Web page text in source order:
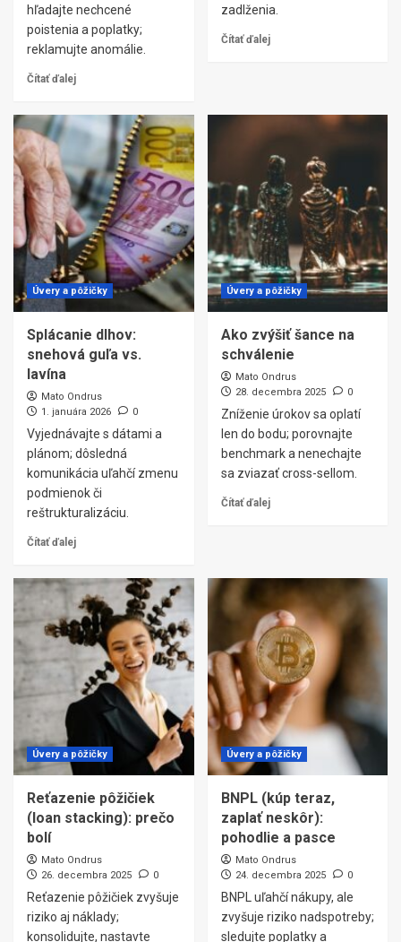
hľadajte nechcené
poistenia a poplatky;
reklamujte anomálie.
Čítať ďalej
zadlženia.
Čítať ďalej
Úvery a pôžičky
Splácanie dlhov:
snehová guľa vs.
lavína
Mato Ondrus
1. januára 2026
0
Vyjednávajte s dátami a
plánom; dôsledná
komunikácia uľahčí zmenu
podmienok či
reštrukturalizáciu.
Čítať ďalej
Úvery a pôžičky
Ako zvýšiť šance na
schválenie
Mato Ondrus
28. decembra 2025
0
Zníženie úrokov sa oplatí
len do bodu; porovnajte
benchmark a nenechajte
sa zviazať cross-sellom.
Čítať ďalej
Úvery a pôžičky
Reťazenie pôžičiek
(loan stacking): prečo
bolí
Mato Ondrus
26. decembra 2025
0
Reťazenie pôžičiek zvyšuje
riziko aj náklady;
konsolidujte, nastavte
Úvery a pôžičky
BNPL (kúp teraz,
zaplať neskôr):
pohodlie a pasce
Mato Ondrus
24. decembra 2025
0
BNPL uľahčí nákupy, ale
zvyšuje riziko nadspotreby;
sledujte poplatky a